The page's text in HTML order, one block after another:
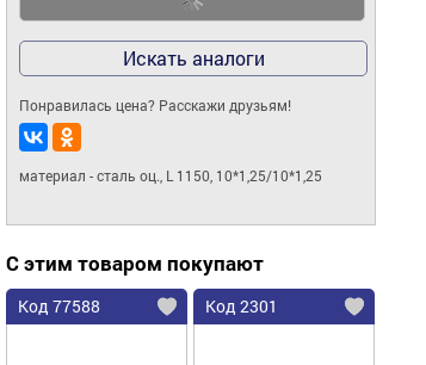
Искать аналоги
Понравилась цена? Расскажи друзьям!
материал - сталь оц., L 1150, 10*1,25/10*1,25
С этим товаром покупают
Код 77588 Код 2301